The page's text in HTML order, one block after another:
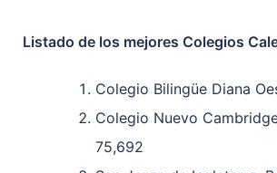
Listado de los mejores Colegios
Colegio Bilingüe Diana
Colegio Nuevo
75,692